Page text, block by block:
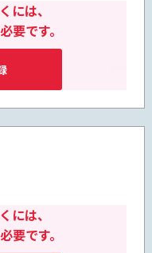
には、
要です。
には、
要です。